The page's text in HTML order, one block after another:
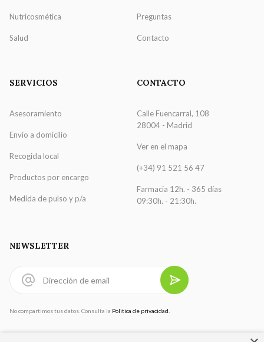
Nutricosmética
Salud
Preguntas
Contacto
SERVICIOS
Asesoramiento
Envío a domicilio
Recogida local
Productos por encargo
Medida de pulso y p/a
CONTACTO
Calle Fuencarral, 108
28004 - Madrid
Ver en el mapa
(+34) 91 521 56 47
Farmacia 12h. - 365 días
09:30h. - 21:30h.
NEWSLETTER
No compartimos tus datos. Consulta la Politica de privacidad.